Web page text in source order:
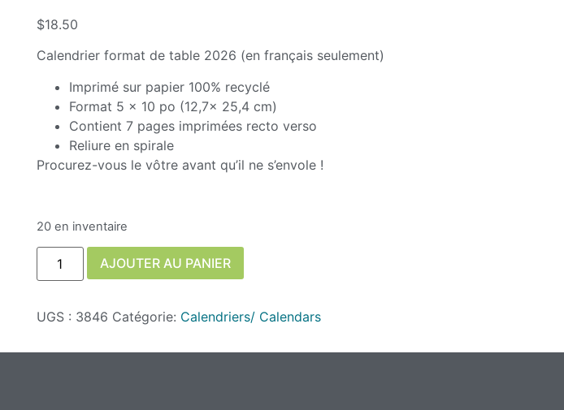
$18.50
Calendrier format de table 2026 (en français seulement)
Imprimé sur papier 100% recyclé
Format 5 x 10 po (12,7x 25,4 cm)
Contient 7 pages imprimées recto verso
Reliure en spirale
Procurez-vous le vôtre avant qu’il ne s’envole !
20 en inventaire
AJOUTER AU PANIER
UGS : 3846 Catégorie: Calendriers/ Calendars